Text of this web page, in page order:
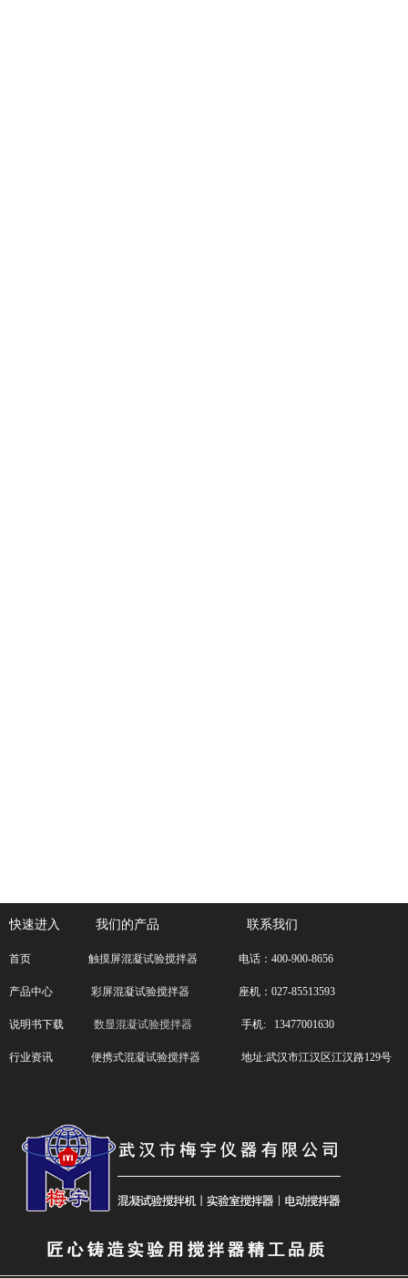
快速进入 我们的产品 联系我们
首页 触摸屏混凝试验搅拌器 电话：400-900-8656
产品中心 彩屏混凝试验搅拌器 座机：027-85513593
说明书下载 数显混凝试验搅拌器 手机: 13477001630
行业资讯 便携式混凝试验搅拌器 地址:武汉市江汉区江汉路129号